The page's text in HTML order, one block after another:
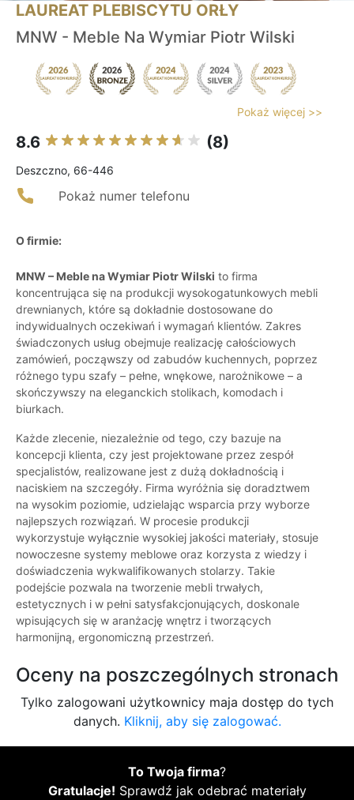
LAUREAT PLEBISCYTU ORŁY
MNW - Meble Na Wymiar Piotr Wilski
Pokaż więcej >>
8.6 (8)
Deszczno, 66-446
Pokaż numer telefonu
O firmie:
MNW – Meble na Wymiar Piotr Wilski to firma
koncentrująca się na produkcji wysokogatunkowych mebli
drewnianych, które są dokładnie dostosowane do
indywidualnych oczekiwań i wymagań klientów. Zakres
świadczonych usług obejmuje realizację całościowych
zamówień, począwszy od zabudów kuchennych, poprzez
różnego typu szafy – pełne, wnękowe, narożnikowe – a
skończywszy na eleganckich stolikach, komodach i
biurkach.
Każde zlecenie, niezależnie od tego, czy bazuje na
koncepcji klienta, czy jest projektowane przez zespół
specjalistów, realizowane jest z dużą dokładnością i
naciskiem na szczegóły. Firma wyróżnia się doradztwem
na wysokim poziomie, udzielając wsparcia przy wyborze
najlepszych rozwiązań. W procesie produkcji
wykorzystuje wyłącznie wysokiej jakości materiały, stosuje
nowoczesne systemy meblowe oraz korzysta z wiedzy i
doświadczenia wykwalifikowanych stolarzy. Takie
podejście pozwala na tworzenie mebli trwałych,
estetycznych i w pełni satysfakcjonujących, doskonale
wpisujących się w aranżację wnętrz i tworzących
harmonijną, ergonomiczną przestrzeń.
Oceny na poszczególnych stronach
Tylko zalogowani użytkownicy maja dostęp do tych
danych. Kliknij, aby się zalogować.
To Twoja firma?
Gratulacje! Sprawdź jak odebrać materiały